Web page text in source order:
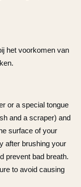
het voorkomen van
or a special tongue
and a scraper) and
surface of your
after brushing your
prevent bad breath.
to avoid causing